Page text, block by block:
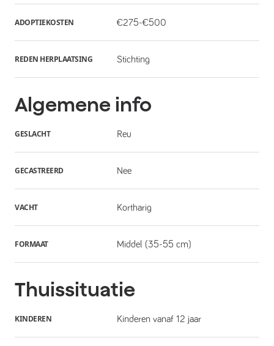
ADOPTIEKOSTEN €275-€500
REDEN HERPLAATSING Stichting
Algemene info
GESLACHT Reu
GECASTREERD Nee
VACHT Kortharig
FORMAAT Middel (35-55 cm)
Thuissituatie
KINDEREN Kinderen vanaf 12 jaar